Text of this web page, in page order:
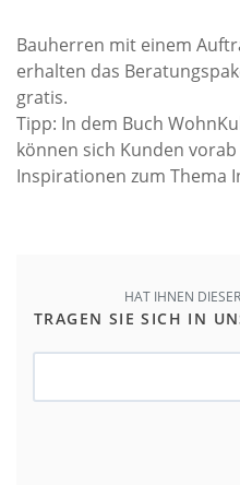
Bauherren mit einem
erhalten das
gratis.
Tipp: In dem Buch
können sich Kunden
Inspirationen zum Thema
HAT IHNEN
TRAGEN SIE SICH IN